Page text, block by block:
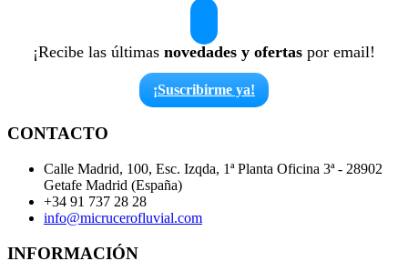
¡Recibe las últimas novedades y ofertas por email!
¡Suscribirme ya!
CONTACTO
Calle Madrid, 100, Esc. Izqda, 1ª Planta Oficina 3ª - 28902
Getafe Madrid (España)
+34 91 737 28 28
info@micrucerofluvial.com
INFORMACIÓN